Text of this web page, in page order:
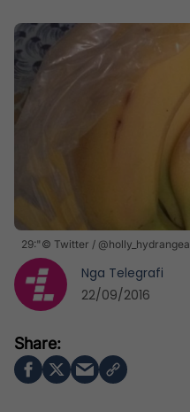
29:"© Twitter / @holly_hydrangea
Nga Telegrafi
22/09/2016